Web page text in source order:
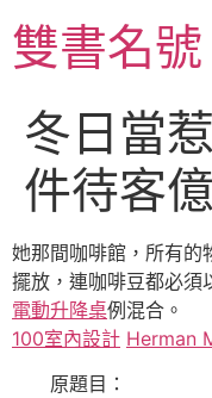
至
主雙書名號
冬日當
件待客
她那間咖啡館，所有的
擺放，連咖啡豆都必須
電動升降桌例混合。
100室內設計 Herman
原題目：